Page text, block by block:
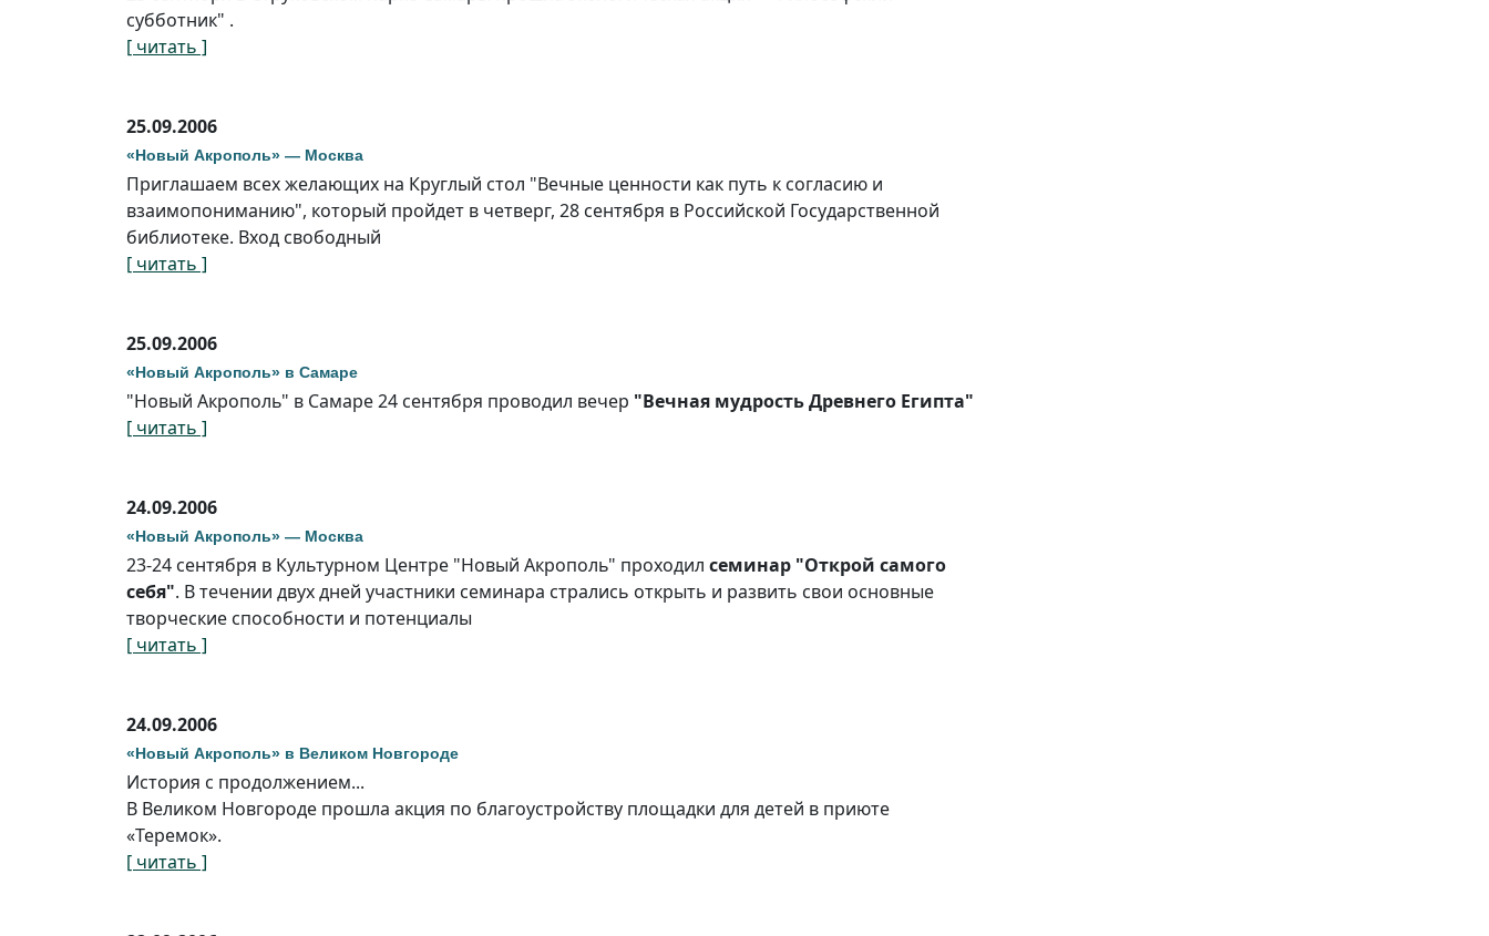
субботник" .
[ читать ]
25.09.2006
«Новый Акрополь» — Москва
Приглашаем всех желающих на Круглый стол "Вечные ценности как путь к согласию и
взаимопониманию", который пройдет в четверг, 28 сентября в Российской Государственной
библиотеке. Вход свободный
[ читать ]
25.09.2006
«Новый Акрополь» в Самаре
"Новый Акрополь" в Самаре 24 сентября проводил вечер "Вечная мудрость Древнего Египта"
[ читать ]
24.09.2006
«Новый Акрополь» — Москва
23-24 сентября в Культурном Центре "Новый Акрополь" проходил семинар "Открой самого
себя". В течении двух дней участники семинара cтрались открыть и развить свои основные
творческие способности и потенциалы
[ читать ]
24.09.2006
«Новый Акрополь» в Великом Новгороде
История с продолжением...
В Великом Новгороде прошла акция по благоустройству площадки для детей в приюте
«Теремок».
[ читать ]